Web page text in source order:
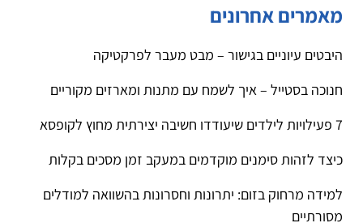
מאמרים אחרונים
היבטים עיוניים בגישור – מבט מעבר לפרקטיקה
חנוכה בסטייל – איך לשמח עם מתנות ומארזים מקוריים
7 פעילויות לילדים שיעודדו חשיבה יצירתית מחוץ לקופסא
כיצד לזהות סימנים מוקדמים במעקב זמן מסכים בקלות
למידה מרחוק בזום: יתרונות וחסרונות בהשוואה למודלים
מסורתיים